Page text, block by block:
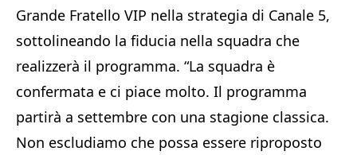
Grande Fratello VIP nella strategia di Canale 5,
sottolineando la fiducia nella squadra che
realizzerà il programma. “La squadra è
confermata e ci piace molto. Il programma
partirà a settembre con una stagione classica.
Non escludiamo che possa essere riproposto